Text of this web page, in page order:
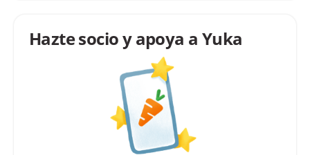
Hazte socio y apoya a Yuka